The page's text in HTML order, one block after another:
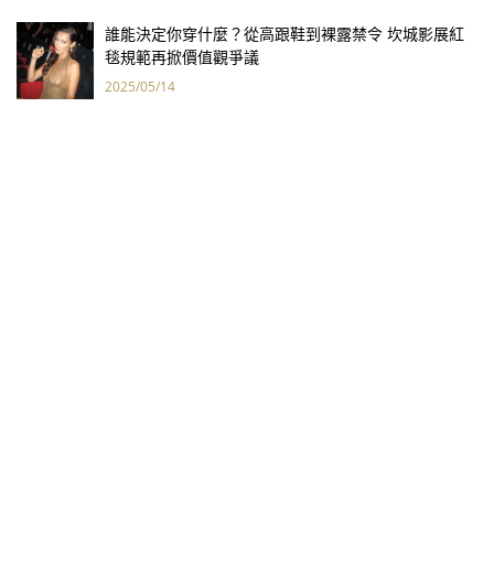
誰能決定你穿什麼？從高跟鞋到裸露禁令 坎城影展紅
毯規範再掀價值觀爭議
2025/05/14